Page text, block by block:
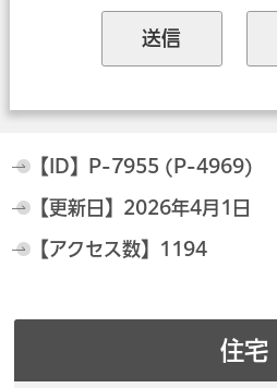
【ID】 P-7955 (P-4969)
【更新日】 2026年4月1日
【アクセス数】 1194
住宅